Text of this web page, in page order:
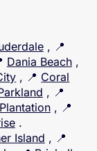
, 📍
Dania Beach,
, 📍 Coral
, 📍
Plantation, 📍
.
Island , 📍